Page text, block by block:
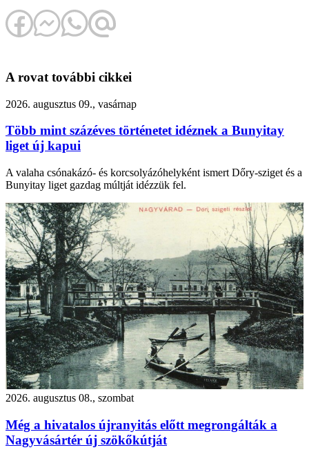
A rovat további cikkei
2026. augusztus 09., vasárnap
Több mint százéves történetet idéznek a Bunyitay
liget új kapui
A valaha csónakázó- és korcsolyázóhelyként ismert Dőry-sziget és a
Bunyitay liget gazdag múltját idézzük fel.
2026. augusztus 08., szombat
Még a hivatalos újranyitás előtt megrongálták a
Nagyvásártér új szökőkútját